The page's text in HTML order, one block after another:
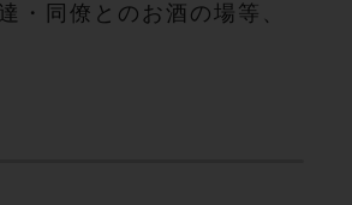
・同僚とのお酒の場等、